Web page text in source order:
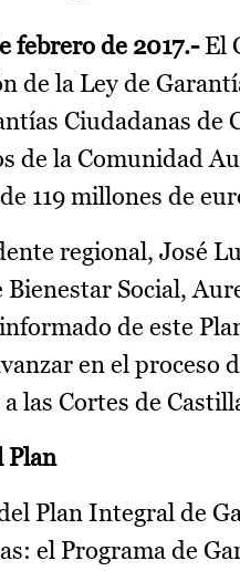
febrero de 2017.-El
de la Ley de
Ciudadanas
de la Comunidad
119 millones de
regional, José
Bienestar Social,
de este
en el proceso
las Cortes de
Plan
Plan Integral de
el Programa de